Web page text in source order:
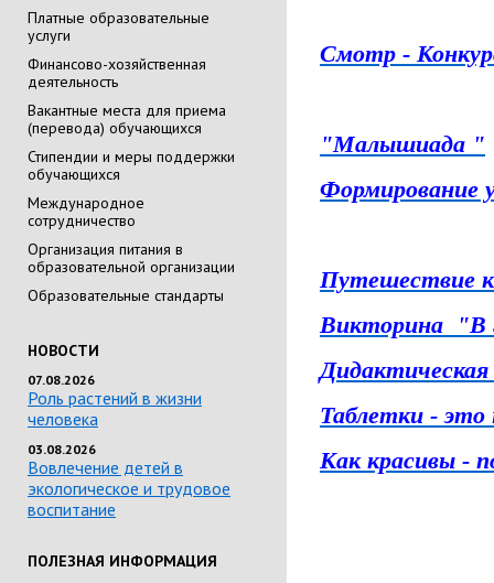
Платные образовательные
услуги
Финансово-хозяйственная
деятельность
Вакантные места для приема
(перевода) обучающихся
Стипендии и меры поддержки
обучающихся
Международное
сотрудничество
Организация питания в
образовательной организации
Образовательные стандарты
НОВОСТИ
07.08.2026
Роль растений в жизни
человека
03.08.2026
Вовлечение детей в
экологическое и трудовое
воспитание
ПОЛЕЗНАЯ ИНФОРМАЦИЯ
Смотр -
"Малышиада "
Формирование
Путешествие к
Викторина "В
Таблетки -
Как красивы -